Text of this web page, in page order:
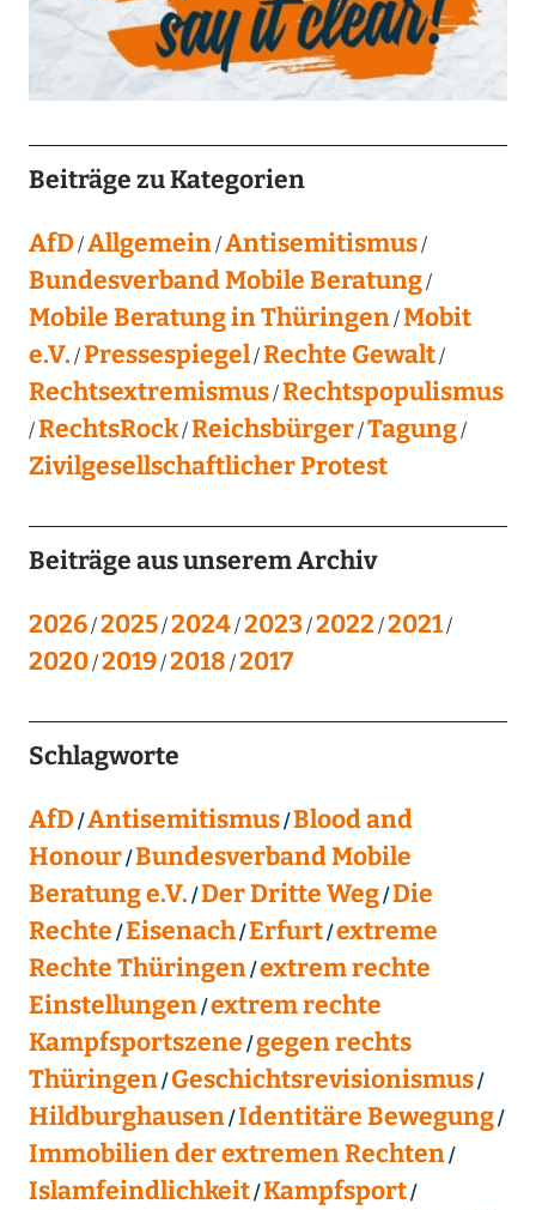
Beiträge zu Kategorien
AfD Allgemein Antisemitismus
Bundesverband Mobile Beratung
Mobile Beratung in Thüringen Mobit
e.V. Pressespiegel Rechte Gewalt
Rechtsextremismus Rechtspopulismus
RechtsRock Reichsbürger Tagung
Zivilgesellschaftlicher Protest
Beiträge aus unserem Archiv
2026 2025 2024 2023 2022 2021
2020 2019 2018 2017
Schlagworte
AfD Antisemitismus Blood and
Honour Bundesverband Mobile
Beratung e.V. Der Dritte Weg Die
Rechte Eisenach Erfurt extreme
Rechte Thüringen extrem rechte
Einstellungen extrem rechte
Kampfsportszene gegen rechts
Thüringen Geschichtsrevisionismus
Hildburghausen Identitäre Bewegung
Immobilien der extremen Rechten
Islamfeindlichkeit Kampfsport